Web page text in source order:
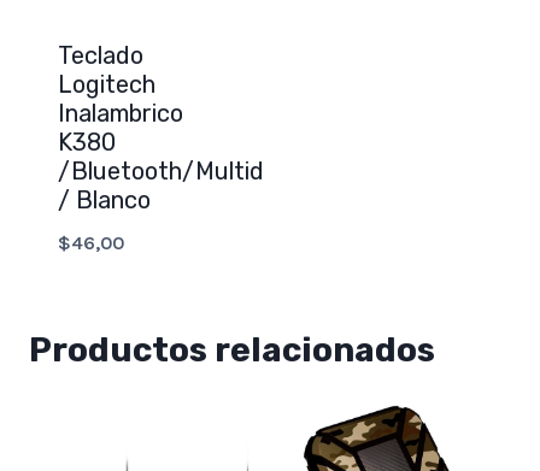
Teclado
Logitech
Inalambrico
K380
/Bluetooth/Multidispositivo
/ Blanco
$46,00
Productos relacionados